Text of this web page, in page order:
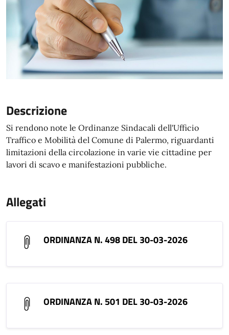
Descrizione
Si rendono note le Ordinanze Sindacali dell'Ufficio
Traffico e Mobilità del Comune di Palermo, riguardanti
limitazioni della circolazione in varie vie cittadine per
lavori di scavo e manifestazioni pubbliche.
Allegati
ORDINANZA N. 498 DEL 30-03-2026
ORDINANZA N. 501 DEL 30-03-2026